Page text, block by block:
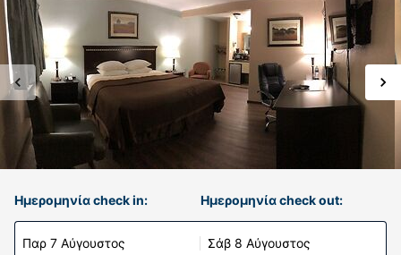
Ημερομηνία check in:
Παρ 7 Αύγουστος
Ημερομηνία check out:
Σάβ 8 Αύγουστος